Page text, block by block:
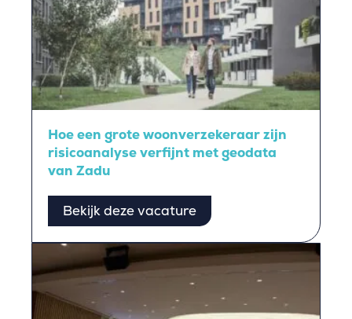
Hoe een grote woonverzekeraar zijn
risicoanalyse verfijnt met geodata
van Zadu
Bekijk deze vacature